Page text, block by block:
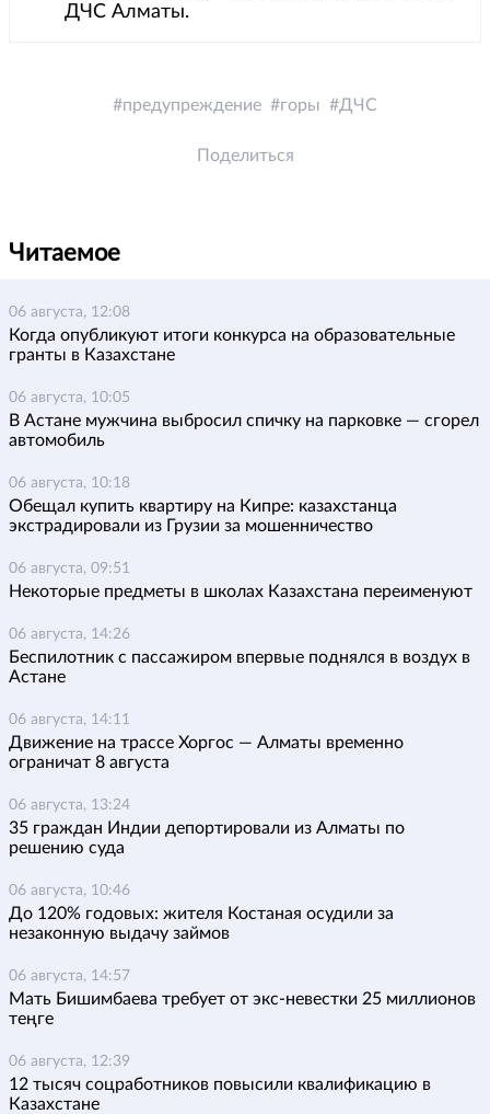
ДЧС Алматы.
предупреждение горы ДЧС
Поделиться
Читаемое
06 августа, 12:08
Когда опубликуют итоги конкурса на образовательные
гранты в Казахстане
06 августа, 10:05
В Астане мужчина выбросил спичку на парковке — сгорел
автомобиль
06 августа, 10:18
Обещал купить квартиру на Кипре: казахстанца
экстрадировали из Грузии за мошенничество
06 августа, 09:51
Некоторые предметы в школах Казахстана переименуют
06 августа, 14:26
Беспилотник с пассажиром впервые поднялся в воздух в
Астане
06 августа, 14:11
Движение на трассе Хоргос — Алматы временно
ограничат 8 августа
06 августа, 13:24
35 граждан Индии депортировали из Алматы по
решению суда
06 августа, 10:46
До 120% годовых: жителя Костаная осудили за
незаконную выдачу займов
06 августа, 14:57
Мать Бишимбаева требует от экс-невестки 25 миллионов
теңге
06 августа, 12:39
12 тысяч соцработников повысили квалификацию в
Казахстане